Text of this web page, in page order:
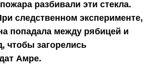
разбивали эти стекла.
следственном эксперименте,
попадала между рябицей и
чтобы загорелись
Амре.